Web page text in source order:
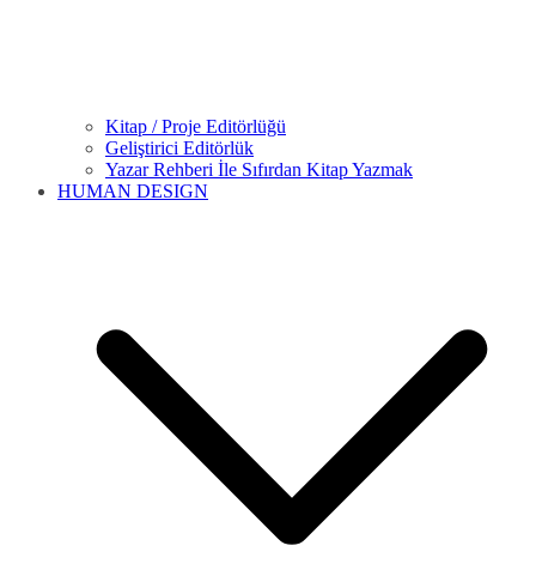
Kitap / Proje Editörlüğü
Geliştirici Editörlük
Yazar Rehberi İle Sıfırdan Kitap Yazmak
HUMAN DESIGN